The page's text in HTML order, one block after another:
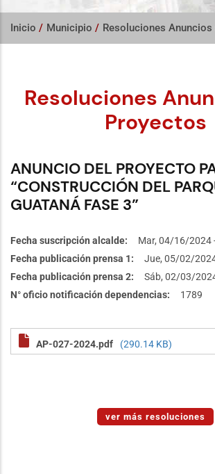
Inicio / Municipio / Resoluciones
Resoluciones
Proyectos
ANUNCIO DEL PROYECTO
“CONSTRUCCIÓN DEL
GUATANÁ FASE 3”
Fecha suscripción alcalde
Mar, 04/16/2024
Fecha publicación prensa 1
Jue, 05/02/
Fecha publicación prensa 2
Sáb, 02/03/
N° oficio notificación dependencias
1789
AP-027-2024.pdf (290.14 KB)
ver más resoluciones